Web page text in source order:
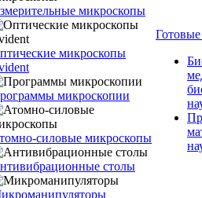
микроскопы
микроскопы
микроскопии
силовые микроскопы
столы